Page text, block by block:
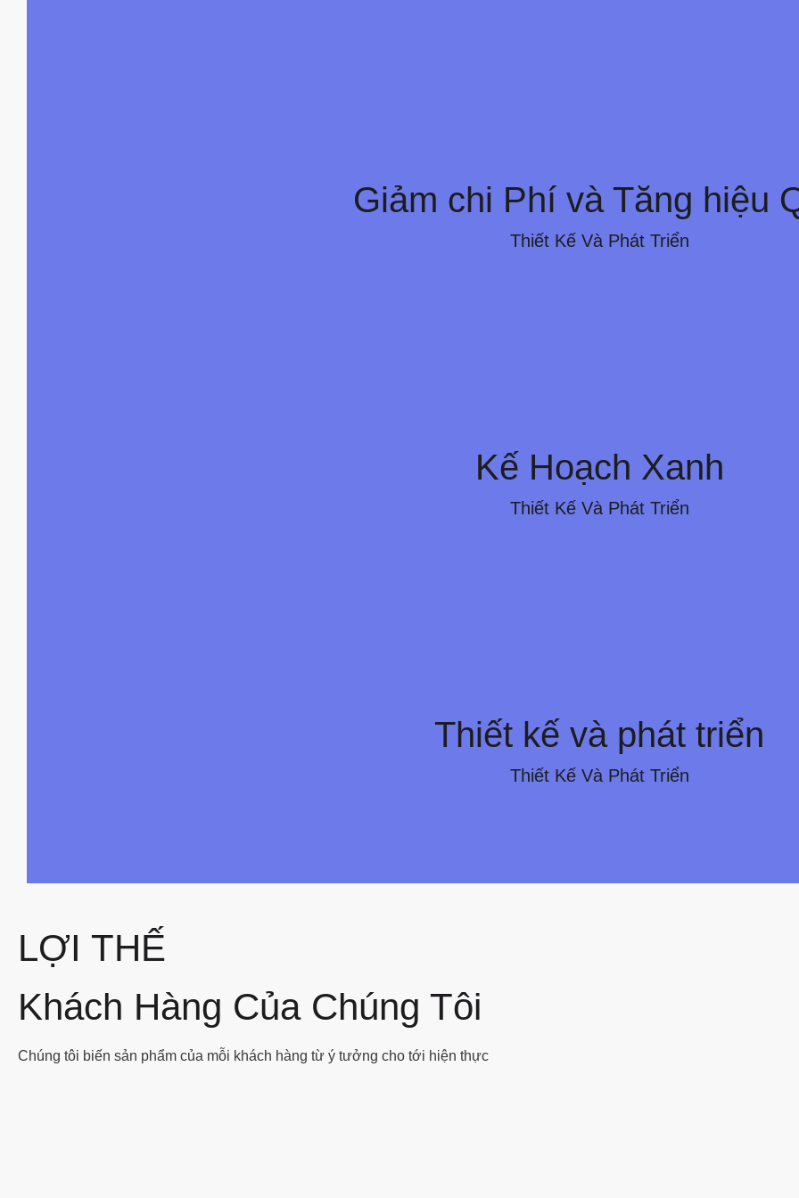
Giảm chi Phí và Tăng hiệu
Thiết Kế Và Phát Triển
Giảm chi phí, nâng cao hiệu
DAYIN Thúc Đẩy Đổi Mới Với Vật Liệu, Quy Trình Và Sản Phẩm Mới. Chúng Tôi Kiểm Soát
Giá Nhanh Và Giải Pháp Bảng Phi Tiêu OEM, Đồng Thời Coi Trọng Phản Hồi. Ép Nhựa Dựa
Kế Hoạch Xanh
Thiết Kế Và Phát Triển
Kế Hoạch Xanh
DAYIN Đạt Chứng Nhận GRS (Chứng Nhận Tái Chế Toàn Cầu), Tiết Kiệm Năng Lượng, Giảm
Phát Triển Bền Vững."
Thiết kế và phát triển
Thiết Kế Và Phát Triển
Thiết kế và phát triển
Đội Ngũ Của Chúng Tôi Cung Cấp Dịch Vụ Thiết Kế, Nghiên Cứu & Phát Triển Và Đổi Mới Với
Tạp Bằng Những Ý Tưởng Độc Đáo. Chúng Tôi Cung Cấp Giải Pháp Toàn Diện, Bảng Phi Tiêu
LỢI THẾ
Khách Hàng Của Chúng Tôi
Chúng tôi biến sản phẩm của mỗi khách hàng từ ý tưởng cho tới hiện thực